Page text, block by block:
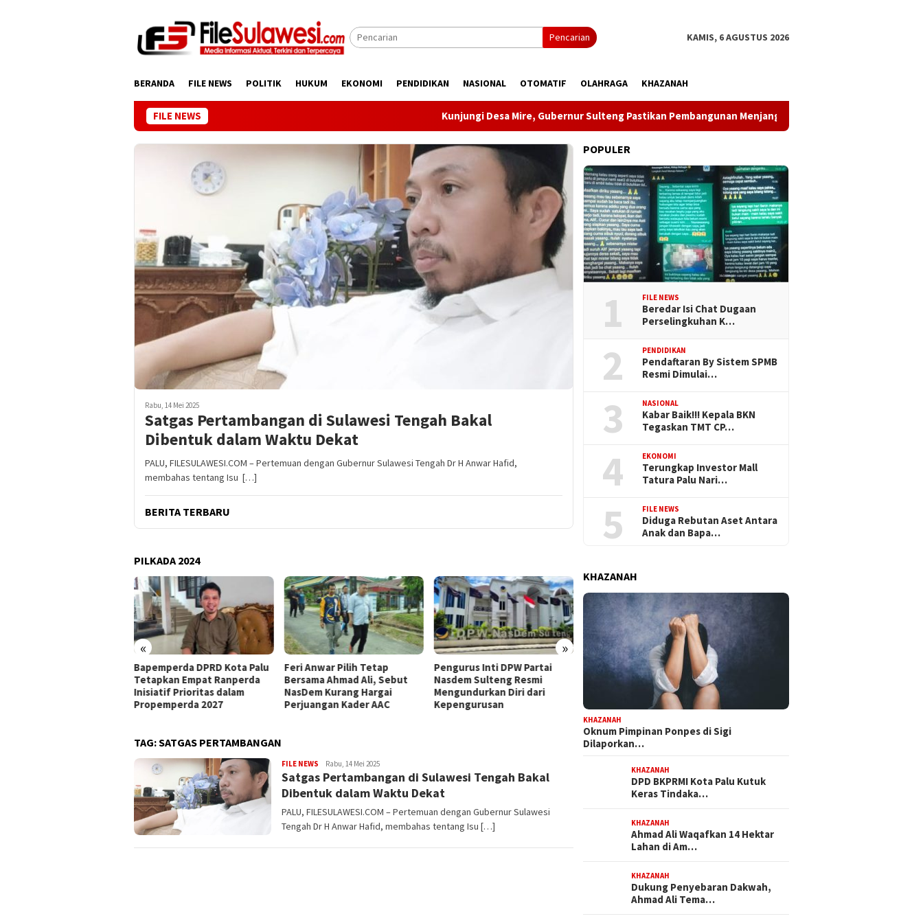
Pencarian KAMIS, 6 AGUSTUS 2026
BERANDA FILE NEWS POLITIK HUKUM EKONOMI PENDIDIKAN NASIONAL OTOMATIF OLAHRAGA KHAZANAH
FILE NEWS Kunjungi Desa Mire, Gubernur Sulteng Pastikan Pembangunan Menjangkau Pelosok
Rabu, 14 Mei 2025
Satgas Pertambangan di Sulawesi Tengah Bakal
Dibentuk dalam Waktu Dekat
PALU, FILESULAWESI.COM – Pertemuan dengan Gubernur Sulawesi Tengah Dr H Anwar Hafid,
membahas tentang Isu […]
BERITA TERBARU
PILKADA 2024
« »
Bapemperda DPRD Kota Palu
Tetapkan Empat Ranperda
Inisiatif Prioritas dalam
Propemperda 2027
Feri Anwar Pilih Tetap
Bersama Ahmad Ali, Sebut
NasDem Kurang Hargai
Perjuangan Kader AAC
Pengurus Inti DPW Partai
Nasdem Sulteng Resmi
Mengundurkan Diri dari
Kepengurusan
Komisi III DPRD Sulteng
Turun ke PT CPM, Isu
Pencemaran hingga
Kontribusi PAD Jadi Sorotan
Dapat Mandat PKB, H Nanang
Persiapkan Diri Hadapi
Pilwalkot Palu 2029
TAG:SATGAS PERTAMBANGAN
FILE NEWS FILESULAWESI
Rabu, 14 Mei 2025
Satgas Pertambangan di Sulawesi Tengah Bakal
Dibentuk dalam Waktu Dekat
PALU, FILESULAWESI.COM – Pertemuan dengan Gubernur Sulawesi
Tengah Dr H Anwar Hafid, membahas tentang Isu […]
POPULER
1 FILE NEWS
Beredar Isi Chat Dugaan
Perselingkuhan K…
2 PENDIDIKAN
Pendaftaran By Sistem SPMB
Resmi Dimulai…
3 NASIONAL
Kabar Baik!!! Kepala BKN
Tegaskan TMT CP…
4 EKONOMI
Terungkap Investor Mall
Tatura Palu Nari…
5 FILE NEWS
Diduga Rebutan Aset Antara
Anak dan Bapa…
KHAZANAH
KHAZANAH
Oknum Pimpinan Ponpes di Sigi
Dilaporkan…
KHAZANAH
DPD BKPRMI Kota Palu Kutuk
Keras Tindaka…
KHAZANAH
Ahmad Ali Waqafkan 14 Hektar
Lahan di Am…
KHAZANAH
Dukung Penyebaran Dakwah,
Ahmad Ali Tema…